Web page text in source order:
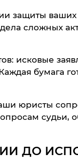
защиты
сложных
исковые
бумага
юристы
ДО